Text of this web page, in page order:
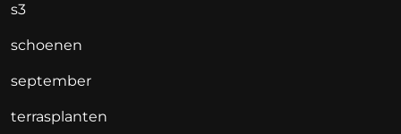
s3
schoenen
september
terrasplanten